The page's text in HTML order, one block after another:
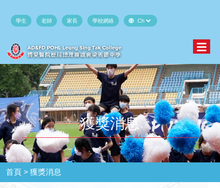
學生 老師 家長 學校網絡
獲獎消息
首頁 >獲獎消息